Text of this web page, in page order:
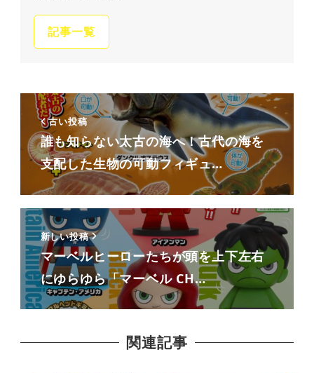
記事一覧
古い投稿
誰も知らない太古の海へ！古代の海を
支配した生物の可動フィギュ…
新しい投稿
マーベルヒーローたちが頭を上下左右
にゆらゆら「マーベル CH…
関連記事